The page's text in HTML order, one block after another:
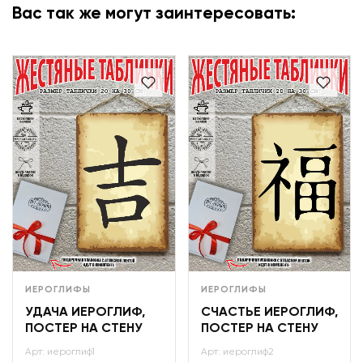
Вас так же могут заинтересовать:
ИЕРОГЛИФЫ
УДАЧА ИЕРОГЛИФ,
ПОСТЕР НА СТЕНУ
Арт: иероглиф1
ИЕРОГЛИФЫ
СЧАСТЬЕ ИЕРОГЛИФ,
ПОСТЕР НА СТЕНУ
Арт: иероглиф2